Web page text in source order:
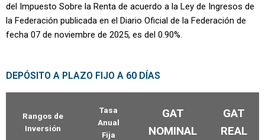
del Impuesto Sobre la Renta de acuerdo a la Ley de Ingresos de
la Federación publicada en el Diario Oficial de la Federación de
fecha 07 de noviembre de 2025, es del 0.90%.
DEPÓSITO A PLAZO FIJO A 60 DÍAS
Rangos de
Inversión
Tasa
Anual
Fija
GAT
NOMINAL
GAT
REAL